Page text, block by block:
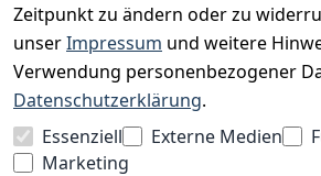
Zeitpunkt zu ändern oder zu
unserImpressum und weitere
Verwendung personenbezogener
Datenschutzerklärung.
Essenziell
Externe Medien
Marketing
BESUCHE UNS
BEQUEM BEZAHLEN MIT